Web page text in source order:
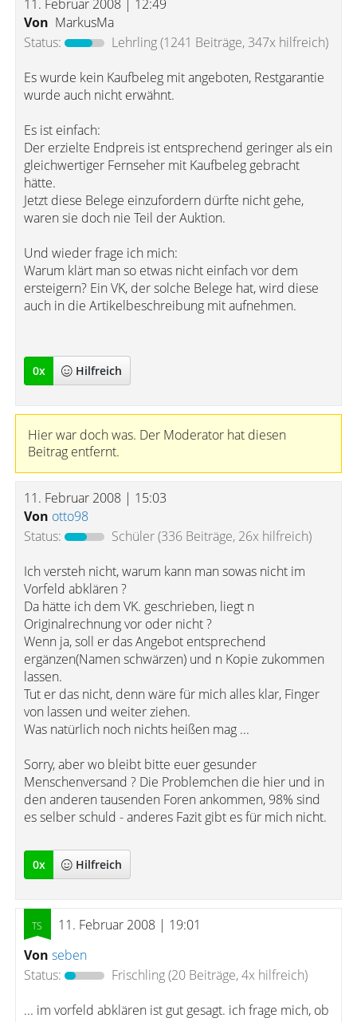
11. Februar 2008 | 12:49
Von MarkusMa
Status:
Lehrling(1241 Beiträge, 347x hilfreich)
Es wurde kein Kaufbeleg mit angeboten, Restgarantie
wurde auch nicht erwähnt.
Es ist einfach:
Der erzielte Endpreis ist entsprechend geringer als ein
gleichwertiger Fernseher mit Kaufbeleg gebracht
hätte.
Jetzt diese Belege einzufordern dürfte nicht gehe,
waren sie doch nie Teil der Auktion.
Und wieder frage ich mich:
Warum klärt man so etwas nicht einfach vor dem
ersteigern? Ein VK, der solche Belege hat, wird diese
auch in die Artikelbeschreibung mit aufnehmen.
0x Hilfreich
Hier war doch was. Der Moderator hat diesen
Beitrag entfernt.
11. Februar 2008 | 15:03
Von otto98
Status:
Schüler(336 Beiträge, 26x hilfreich)
Ich versteh nicht, warum kann man sowas nicht im
Vorfeld abklären ?
Da hätte ich dem VK. geschrieben, liegt n
Originalrechnung vor oder nicht ?
Wenn ja, soll er das Angebot entsprechend
ergänzen(Namen schwärzen) und n Kopie zukommen
lassen.
Tut er das nicht, denn wäre für mich alles klar, Finger
von lassen und weiter ziehen.
Was natürlich noch nichts heißen mag ...
Sorry, aber wo bleibt bitte euer gesunder
Menschenversand ? Die Problemchen die hier und in
den anderen tausenden Foren ankommen, 98% sind
es selber schuld - anderes Fazit gibt es für mich nicht.
0x Hilfreich
11. Februar 2008 | 19:01
Von seben
Status:
Frischling(20 Beiträge, 4x hilfreich)
... im vorfeld abklären ist gut gesagt. ich frage mich, ob